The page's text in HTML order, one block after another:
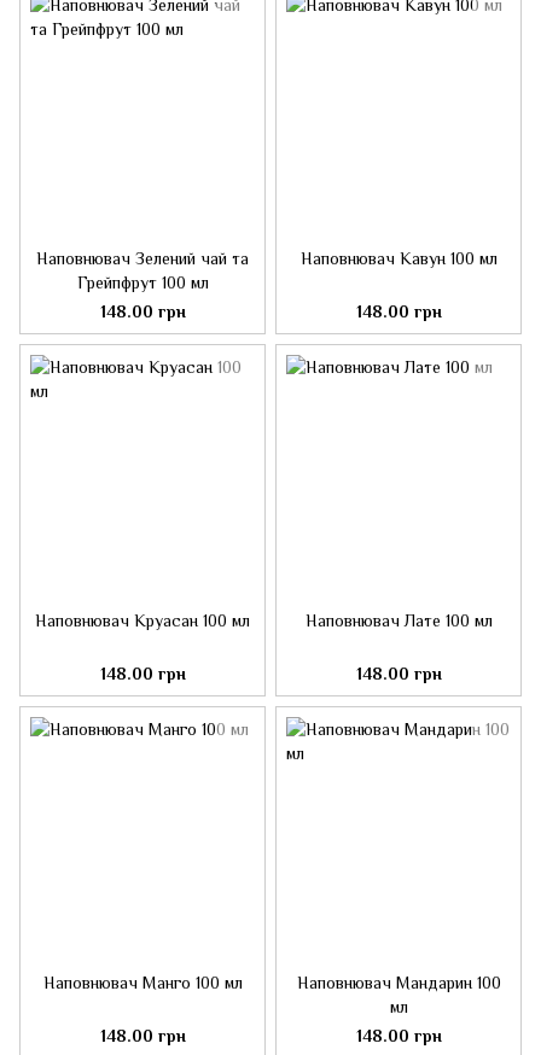
Наповнювач Зелений чай та
Грейпфрут 100 мл
148.00 грн
Наповнювач Кавун 100 мл
148.00 грн
Наповнювач Круасан 100 мл
148.00 грн
Наповнювач Лате 100 мл
148.00 грн
Наповнювач Манго 100 мл
148.00 грн
Наповнювач Мандарин 100
мл
148.00 грн